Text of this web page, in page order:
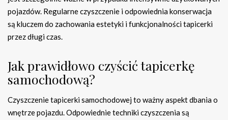
pojazdów. Regularne czyszczenie i odpowiednia konserwacja
są kluczem do zachowania estetyki i funkcjonalności tapicerki
przez długi czas.
Jak prawidłowo czyścić tapicerkę
samochodową?
Czyszczenie tapicerki samochodowej to ważny aspekt dbania o
wnętrze pojazdu. Odpowiednie techniki czyszczenia są